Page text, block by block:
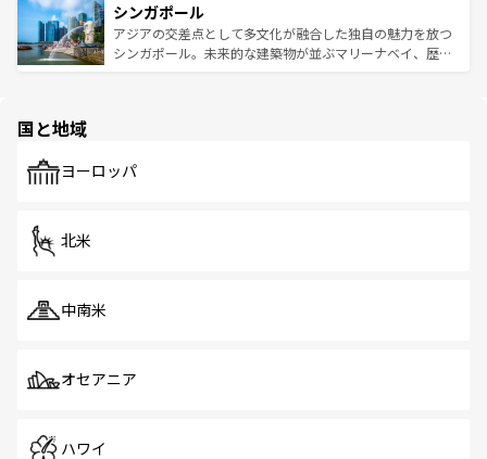
参照してほしい。
激する。気候は一年中温暖で、どの季節にも異なる楽しみ
が待っている。親しみやすいタイの人々、仏教を中心とし
た文化、そして多様な観光資源が、訪れる旅人を魅了し続
み、どこを訪れても感動するはず。観光スポットが密集し
ており、効率よく見どころを回れるのも魅力。息をのむよ
うな絶景から文化的な体験まで、香港を存分に楽しみ尽く
シンガポール
アジアの交差点として多文化が融合した独自の魅力を放つ
シンガポール。未来的な建築物が並ぶマリーナベイ、歴史
で、ホーカーズは地元の風情を楽しめる外せないスポット
国と地域
ヨーロッパ
北米
中南米
オセアニア
ハワイ